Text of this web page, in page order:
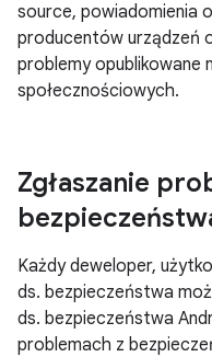
source, powiadomienia
producentów urządzeń
problemy opublikowane
społecznościowych.
Zgłaszanie
Każdy deweloper,
ds. bezpieczeństwa
ds. bezpieczeństwa
problemach z